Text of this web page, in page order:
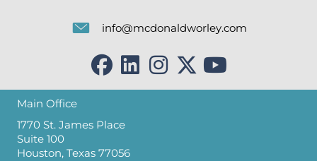
info@mcdonaldworley.com
Main Office
1770 St. James Place
Suite 100
Houston, Texas 77056